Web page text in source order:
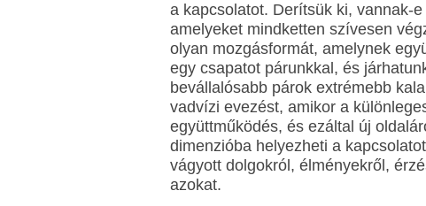
a kapcsolatot. Derítsük ki, vannak-
amelyeket mindketten szívesen
olyan mozgásformát, amelynek
egy csapatot párunkkal, és
bevállalósabb párok extrémebb
vadvízi evezést, amikor a
együttműködés, és ezáltal új
dimenzióba helyezheti a
vágyott dolgokról, élményekről,
azokat.